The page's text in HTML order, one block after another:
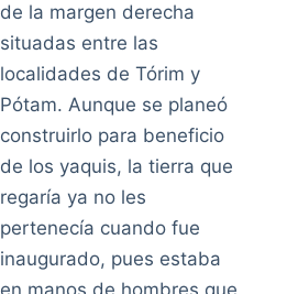
de la margen derecha
situadas entre las
localidades de Tórim y
Pótam. Aunque se planeó
construirlo para beneficio
de los yaquis, la tierra que
regaría ya no les
pertenecía cuando fue
inaugurado, pues estaba